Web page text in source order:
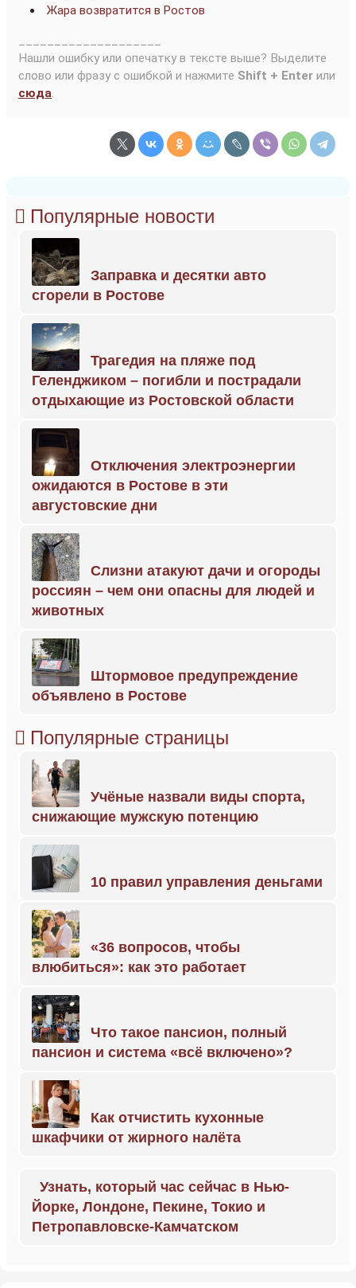
Жара возвратится в Ростов
Нашли ошибку или опечатку в тексте выше? Выделите
слово или фразу с ошибкой и нажмите Shift + Enter или
сюда
Популярные новости
Заправка и десятки авто
сгорели в Ростове
Трагедия на пляже под
Геленджиком – погибли и пострадали
отдыхающие из Ростовской области
Отключения электроэнергии
ожидаются в Ростове в эти
августовские дни
Слизни атакуют дачи и огороды
россиян – чем они опасны для людей и
животных
Штормовое предупреждение
объявлено в Ростове
Популярные страницы
Учёные назвали виды спорта,
снижающие мужскую потенцию
10 правил управления деньгами
«36 вопросов, чтобы
влюбиться»: как это работает
Что такое пансион, полный
пансион и система «всё включено»?
Как отчистить кухонные
шкафчики от жирного налёта
Узнать, который час сейчас в Нью-
Йорке, Лондоне, Пекине, Токио и
Петропавловске-Камчатском